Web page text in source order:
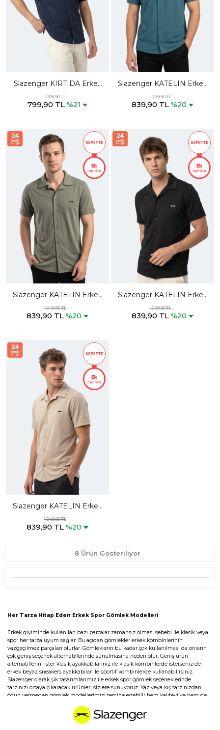
Slazenger KIRTIDA Erkek
Indigo Gömlek
1.009,90 TL
799,90 TL %21
Slazenger KATELIN Erkek
Petrol Gömlek
1.049,90 TL
839,90 TL %20
Slazenger KATELIN Erkek
Haki Gömlek
1.049,90 TL
839,90 TL %20
Slazenger KATELIN Erkek
Siyah Gömlek
1.049,90 TL
839,90 TL %20
Slazenger KATELIN Erkek
Bej Gömlek
1.049,90 TL
839,90 TL %20
8 Ürün Gösteriliyor
Her Tarza Hitap Eden Erkek Spor Gömlek Modelleri
Erkek giyiminde kullanılan bazı parçalar zamansız olması sebebi ile klasik veya
spor her tarza uyum sağlar. Bu açıdan gömlekler erkek kombinlerinin
vazgeçilmez parçaları olurlar. Gömleklerin bu kadar çok kullanılması da onların
çok geniş seçenek alternatiflerinde sunulmasına neden olur. Geniş ürün
alternatiflerini ister klasik ayakkabılarınız ile klasik kombinlerde isterseniz de
erkek beyaz sneakers ayakkabılar ile sportif kombinlerde kullanabilirsiniz.
Slazenger olarak şık tasarımlarımız ile erkek spor gömlek seçeneklerinde
tarzınızı ortaya çıkaracak ürünleri sizlere sunuyoruz. Yaz veya kış tarzınızdan
ödün vermeden gömlek modellerimizi tercihe edebilir hem kaliteyi ve hem de
erkek yazlık gömleklerine, yazlık tişört ya da erkek kısa kollu tişörtler de
ulaşabilirsiniz. Farklı kalıp, kumaş, aksesuar ve tasarımları ile aradığınız her